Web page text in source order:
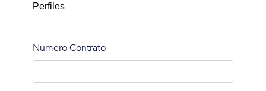
Perfiles
Numero Contrato